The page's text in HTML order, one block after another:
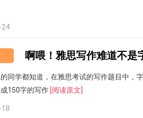
24
啊喂！雅思写作难道不是
同学都知道，在雅思考试的写作题目中，
150字的写作 [阅读原文]